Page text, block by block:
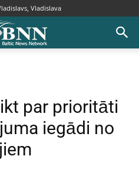
Vladislava
par prioritāti
iegādi no